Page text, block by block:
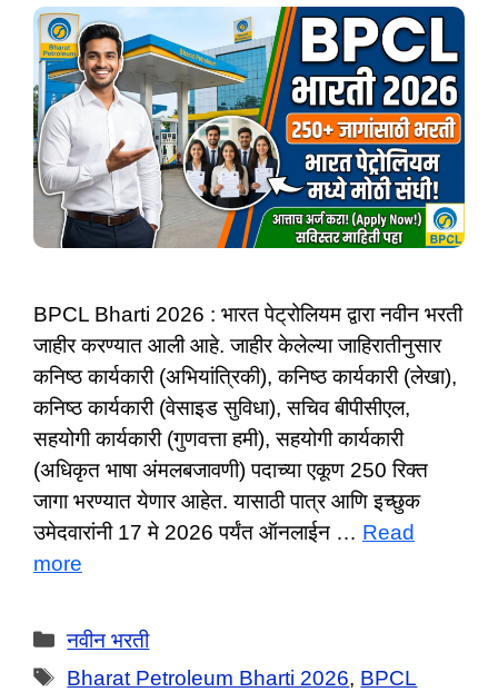
BPCL Bharti 2026 : भारत पेट्रोलियम द्वारा नवीन भरती
जाहीर करण्यात आली आहे. जाहीर केलेल्या जाहिरातीनुसार
कनिष्ठ कार्यकारी (अभियांत्रिकी), कनिष्ठ कार्यकारी (लेखा),
कनिष्ठ कार्यकारी (वेसाइड सुविधा), सचिव बीपीसीएल,
सहयोगी कार्यकारी (गुणवत्ता हमी), सहयोगी कार्यकारी
(अधिकृत भाषा अंमलबजावणी) पदाच्या एकूण 250 रिक्त
जागा भरण्यात येणार आहेत. यासाठी पात्र आणि इच्छुक
उमेदवारांनी 17 मे 2026 पर्यंत ऑनलाईन … Read
more
Categories
नवीन भरती
Tags
Bharat Petroleum Bharti 2026, BPCL